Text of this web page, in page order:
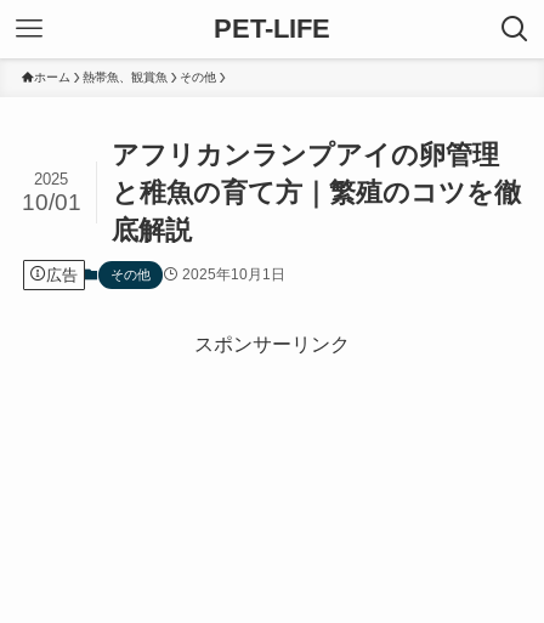
PET-LIFE
ホーム 熱帯魚、観賞魚 その他
アフリカンランプアイの卵管理
と稚魚の育て方｜繁殖のコツを徹
底解説
2025
10/01
広告 その他 2025年10月1日
スポンサーリンク